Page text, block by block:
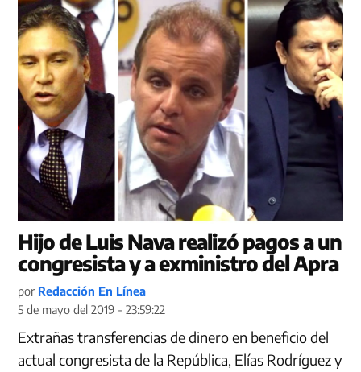
Hijo de Luis Nava realizó pagos a un
congresista y a exministro del Apra
por Redacción En Línea
5 de mayo del 2019 - 23:59:22
Extrañas transferencias de dinero en beneficio del
actual congresista de la República, Elías Rodríguez y